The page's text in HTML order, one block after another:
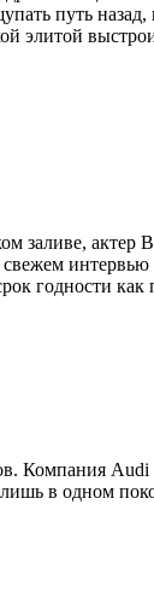
путь
элитой
заливе, актер
интервью
годности как
Компания Audi
в одном